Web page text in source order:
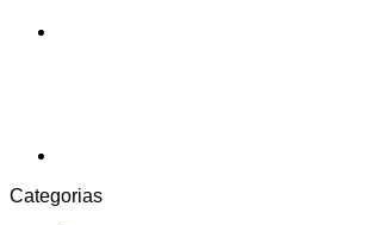
Categorias